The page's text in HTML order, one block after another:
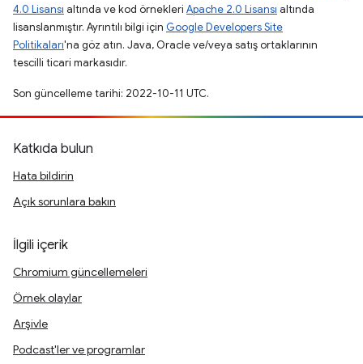
4.0 Lisansı altında ve kod örnekleri Apache 2.0 Lisansı altında
lisanslanmıştır. Ayrıntılı bilgi için Google Developers Site
Politikaları'na göz atın. Java, Oracle ve/veya satış ortaklarının
tescilli ticari markasıdır.
Son güncelleme tarihi: 2022-10-11 UTC.
Katkıda bulun
Hata bildirin
Açık sorunlara bakın
İlgili içerik
Chromium güncellemeleri
Örnek olaylar
Arşivle
Podcast'ler ve programlar